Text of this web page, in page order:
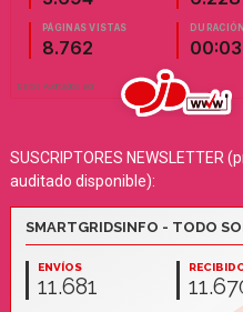
SUSCRIPTORES
auditado disponible):